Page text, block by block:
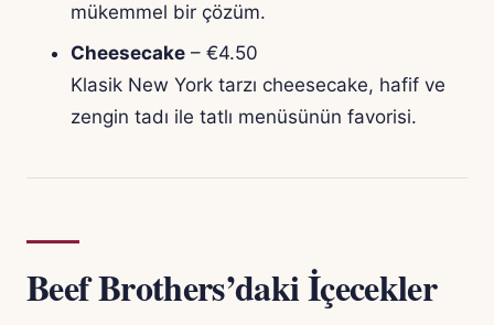
mükemmel bir çözüm.
Cheesecake – €4.50
Klasik New York tarzı cheesecake, hafif ve
zengin tadı ile tatlı menüsünün favorisi.
Beef Brothers’daki İçecekler